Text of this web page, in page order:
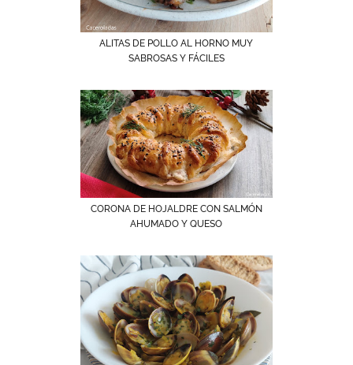
ALITAS DE POLLO AL HORNO MUY
SABROSAS Y FÁCILES
CORONA DE HOJALDRE CON SALMÓN
AHUMADO Y QUESO